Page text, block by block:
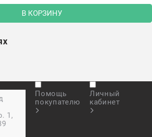
В КОРЗИНУ
1,
Помощь
покупателю
Личный
кабинет